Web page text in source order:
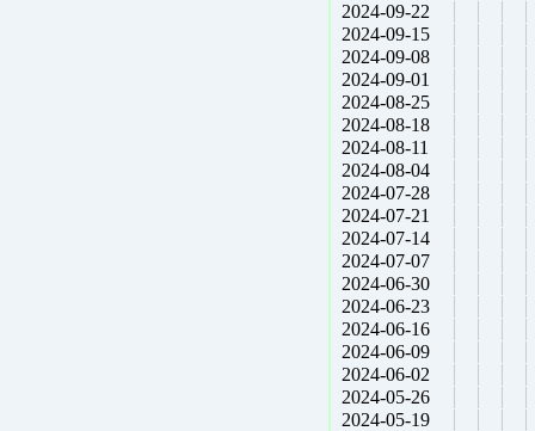
2024-09-22
2024-09-15
2024-09-08
2024-09-01
2024-08-25
2024-08-18
2024-08-11
2024-08-04
2024-07-28
2024-07-21
2024-07-14
2024-07-07
2024-06-30
2024-06-23
2024-06-16
2024-06-09
2024-06-02
2024-05-26
2024-05-19